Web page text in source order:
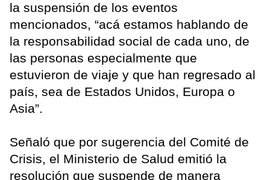
la suspensión de los eventos
mencionados, “acá estamos hablando de
la responsabilidad social de cada uno, de
las personas especialmente que
estuvieron de viaje y que han regresado al
país, sea de Estados Unidos, Europa o
Asia”.
Señaló que por sugerencia del Comité de
Crisis, el Ministerio de Salud emitió la
resolución que suspende de manera